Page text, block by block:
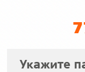
Укажите